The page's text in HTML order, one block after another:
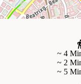
~ 4
~ 2
~ 5